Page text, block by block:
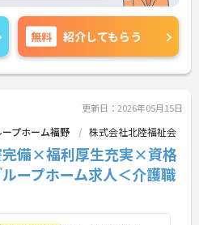
無料 紹介してもらう
更新日：2026年05月15日
プホーム福野 株式会社北陸福祉会
完備×福利厚生充実×資格
ープホーム求人＜介護職